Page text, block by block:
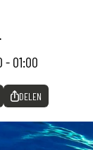
- 01:00
DELEN